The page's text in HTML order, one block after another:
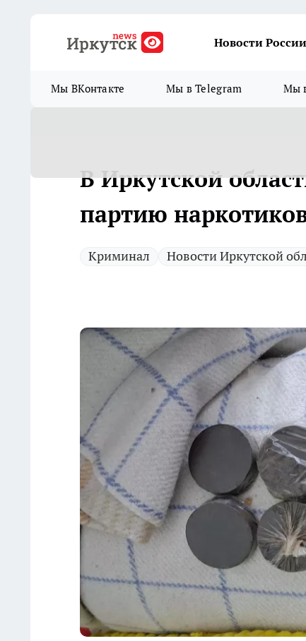
Новости России
Мы ВКонтакте Мы в Telegram Мы
В Иркутской
партию
Криминал Новости Иркутской